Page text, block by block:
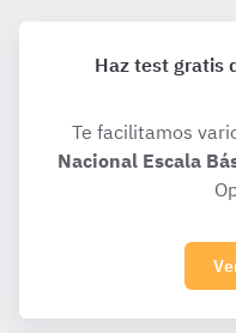
Haz test gratis
Te facilitamos
Nacional Escala